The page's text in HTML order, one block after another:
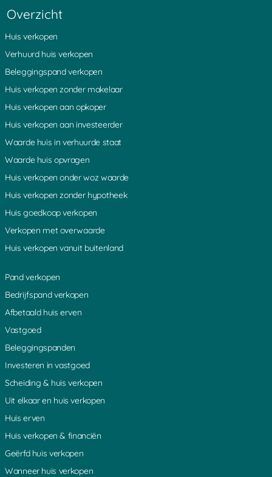
Overzicht
Huis verkopen
Verhuurd huis verkopen
Beleggingspand verkopen
Huis verkopen zonder makelaar
Huis verkopen aan opkoper
Huis verkopen aan investeerder
Waarde huis in verhuurde staat
Waarde huis opvragen
Huis verkopen onder woz waarde
Huis verkopen zonder hypotheek
Huis goedkoop verkopen
Verkopen met overwaarde
Huis verkopen vanuit buitenland
Pand verkopen
Bedrijfspand verkopen
Afbetaald huis erven
Vastgoed
Beleggingspanden
Investeren in vastgoed
Scheiding & huis verkopen
Uit elkaar en huis verkopen
Huis erven
Huis verkopen & financiën
Geërfd huis verkopen
Wanneer huis verkopen